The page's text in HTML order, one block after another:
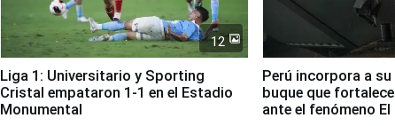
12
Liga 1: Universitario y Sporting
Cristal empataron 1-1 en el Estadio
Monumental
Perú incorpora a
buque que
ante el fenómeno El